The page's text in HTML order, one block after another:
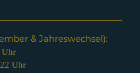
ber & Jahreswechsel):
Uhr
Uhr